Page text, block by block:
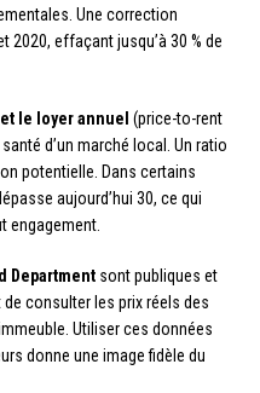
Une correction
2020, effaçant jusqu’à 30 % de
le loyer annuel (price-to-rent
d’un marché local. Un ratio
potentielle. Dans certains
aujourd’hui 30, ce qui
engagement.
Department sont publiques et
consulter les prix réels des
Utiliser ces données
donne une image fidèle du